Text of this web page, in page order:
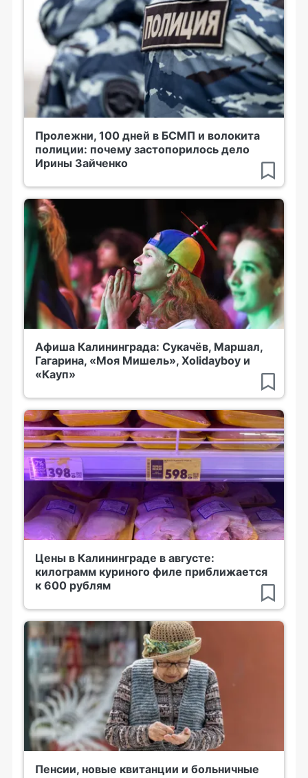
Пролежни, 100 дней в БСМП и волокита
полиции: почему застопорилось дело
Ирины Зайченко
Афиша Калининграда: Сукачёв, Маршал,
Гагарина, «Моя Мишель», Xolidayboy и
«Кауп»
Цены в Калининграде в августе:
килограмм куриного филе приближается
к 600 рублям
Пенсии, новые квитанции и больничные